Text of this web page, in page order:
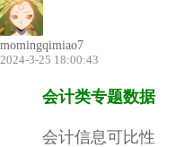
momingqimiao7
2024-3-25 18:00:43
会计类专题数据
会计信息可比性